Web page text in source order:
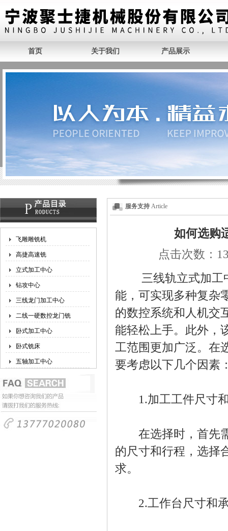
首页 关于我们 产品展示
飞雕雕铣机
高捷高速铣
立式加工中心
钻攻中心
三线龙门加工中心
二线一硬数控龙门铣
卧式加工中心
卧式铣床
五轴加工中心
服务支持 Article
如何选购
点击次数：
三线轨立式加工中
能，可实现多种复杂
的数控系统和人机交
能轻松上手。此外，
工范围更加广泛。在
要考虑以下几个因素
1.加工工件尺寸
在选择时，首先需
的尺寸和行程，选择
求。
2.工作台尺寸和承